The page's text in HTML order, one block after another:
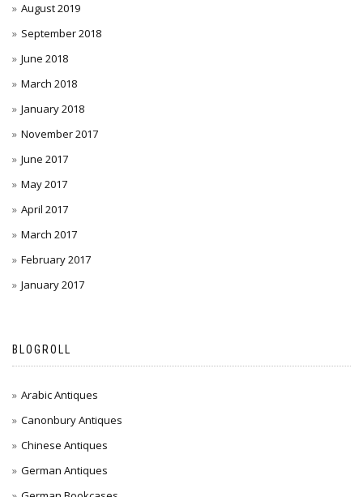
August 2019
September 2018
June 2018
March 2018
January 2018
November 2017
June 2017
May 2017
April 2017
March 2017
February 2017
January 2017
BLOGROLL
Arabic Antiques
Canonbury Antiques
Chinese Antiques
German Antiques